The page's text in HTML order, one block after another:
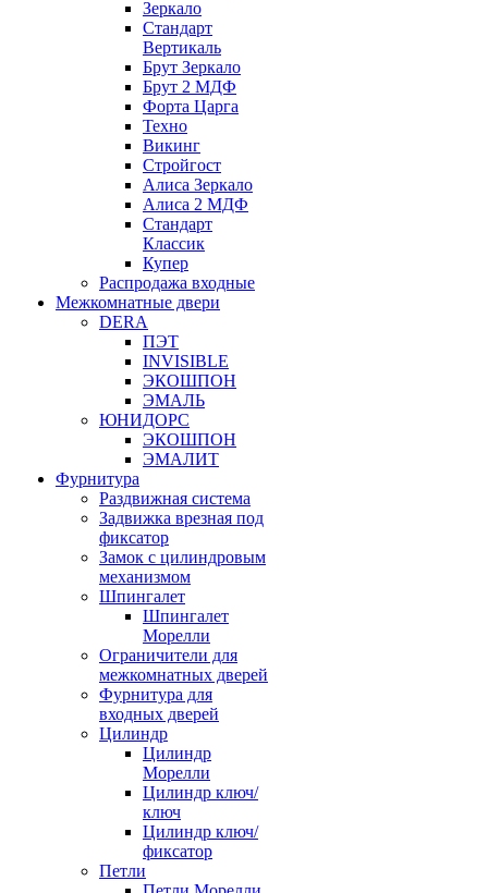
Зеркало
Стандарт
Вертикаль
Брут Зеркало
Брут 2 МДФ
Форта Царга
Техно
Викинг
Стройгост
Алиса Зеркало
Алиса 2 МДФ
Стандарт
Классик
Купер
Распродажа входные
Межкомнатные двери
DERA
ПЭТ
INVISIBLE
ЭКОШПОН
ЭМАЛЬ
ЮНИДОРС
ЭКОШПОН
ЭМАЛИТ
Фурнитура
Раздвижная система
Задвижка врезная под
фиксатор
Замок с цилиндровым
механизмом
Шпингалет
Шпингалет
Морелли
Ограничители для
межкомнатных дверей
Фурнитура для
входных дверей
Цилиндр
Цилиндр
Морелли
Цилиндр ключ/
ключ
Цилиндр ключ/
фиксатор
Петли